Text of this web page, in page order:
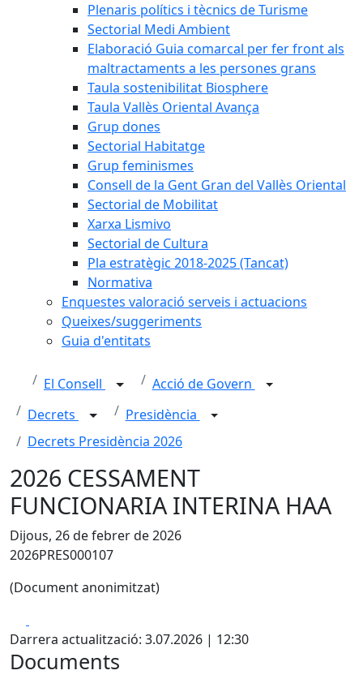
Plenaris polítics i tècnics de Turisme
Sectorial Medi Ambient
Elaboració Guia comarcal per fer front als
maltractaments a les persones grans
Taula sostenibilitat Biosphere
Taula Vallès Oriental Avança
Grup dones
Sectorial Habitatge
Grup feminismes
Consell de la Gent Gran del Vallès Oriental
Sectorial de Mobilitat
Xarxa Lismivo
Sectorial de Cultura
Pla estratègic 2018-2025 (Tancat)
Normativa
Enquestes valoració serveis i actuacions
Queixes/suggeriments
Guia d'entitats
El Consell
Acció de Govern
Decrets
Presidència
Decrets Presidència 2026
2026 CESSAMENT
FUNCIONARIA INTERINA HAA
Dijous, 26 de febrer de 2026
2026PRES000107
(Document anonimitzat)
Darrera actualització: 3.07.2026 | 12:30
Documents